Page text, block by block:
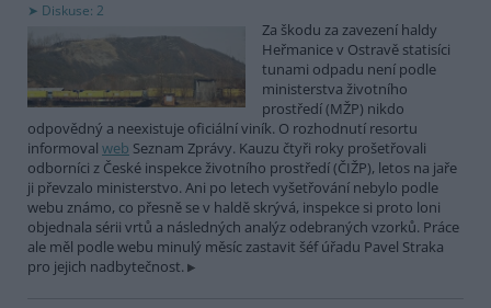
Diskuse: 2
Za škodu za zavezení haldy
Heřmanice v Ostravě statisíci
tunami odpadu není podle
ministerstva životního
prostředí (MŽP) nikdo
odpovědný a neexistuje oficiální viník. O rozhodnutí resortu
informoval web Seznam Zprávy. Kauzu čtyři roky prošetřovali
odborníci z České inspekce životního prostředí (ČIŽP), letos na jaře
ji převzalo ministerstvo. Ani po letech vyšetřování nebylo podle
webu známo, co přesně se v haldě skrývá, inspekce si proto loni
objednala sérii vrtů a následných analýz odebraných vzorků. Práce
ale měl podle webu minulý měsíc zastavit šéf úřadu Pavel Straka
pro jejich nadbytečnost.